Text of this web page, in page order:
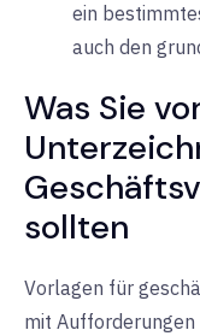
ein
auch den
Was Sie
sollten
Vorlagen für
mit